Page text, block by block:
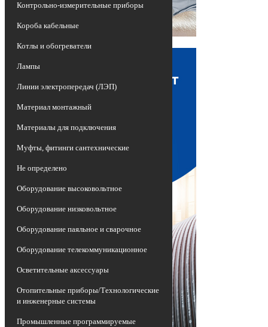
Контрольно-измерительные приборы
Короба кабельные
Котлы и обогреватели
Лампы
Линии электропередач (ЛЭП)
Материал монтажный
Материалы для подключения
Муфты, фитинги сантехнические
Не определено
Оборудование высоковольтное
Оборудование низковольтное
Оборудование паяльное и сварочное
Оборудование телекоммуникационное
Осветительные аксессуары
Отопительные приборы/Технологические
и инженерные системы
Промышленные программируемые